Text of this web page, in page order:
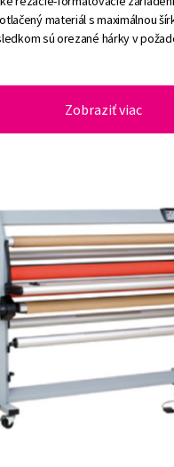
materiál s maximálnou
sú orezané hárky v
Zobraziť viac